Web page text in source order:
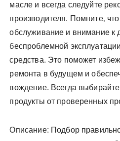
масле и всегда следуйте
производителя. Помните‚
обслуживание и внимание к
беспроблемной
средства. Это поможет
ремонта в будущем и
вождение. Всегда
продукты от проверенных
Описание: Подбор